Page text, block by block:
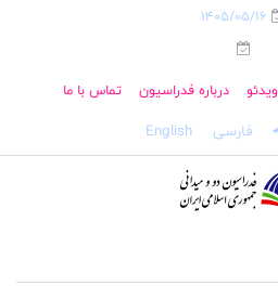
1405/05/16
ویدئو درباره فدراسیون تماس با ما
فارسی English